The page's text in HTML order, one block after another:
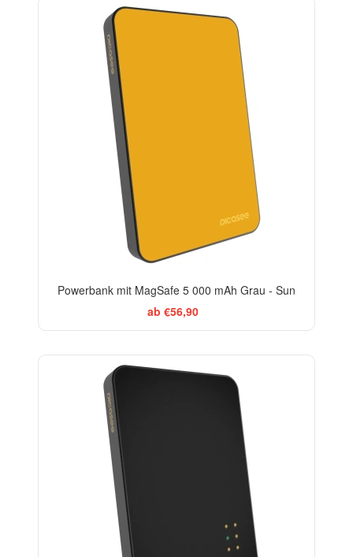
Powerbank mit MagSafe 5 000 mAh Grau - Sun
ab €56,90